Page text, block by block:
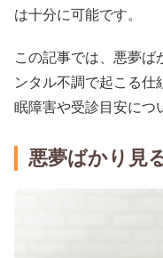
は十分に可能です。
この記事では、悪夢ば
ンタル不調で起こる
眠障害や受診目安につ
悪夢ばかり見